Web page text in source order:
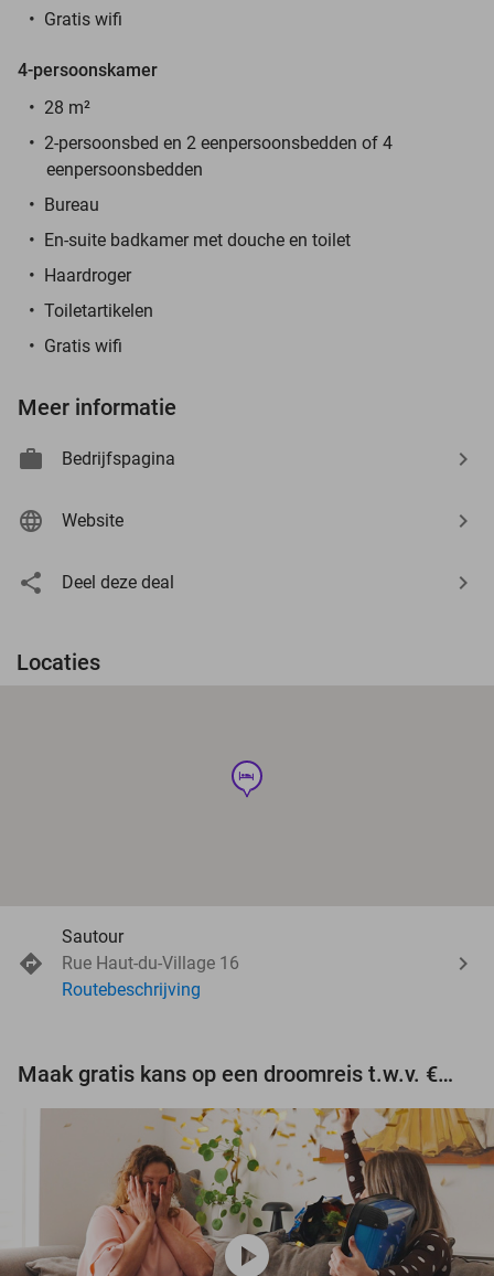
Gratis wifi
4-persoonskamer
28 m²
2-persoonsbed en 2 eenpersoonsbedden of 4
eenpersoonsbedden
Bureau
En-suite badkamer met douche en toilet
Haardroger
Toiletartikelen
Gratis wifi
Meer informatie
Bedrijfspagina
Website
Deel deze deal
Locaties
hotel
Sautour
Rue Haut-du-Village 16
Routebeschrijving
Maak gratis kans op een droomreis t.w.v. €3.000!
play_circle